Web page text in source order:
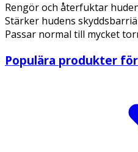
Rengör och återfuktar
Stärker hudens
Passar normal till mycket
Populära produkter